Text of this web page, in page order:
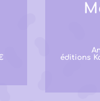
éditions